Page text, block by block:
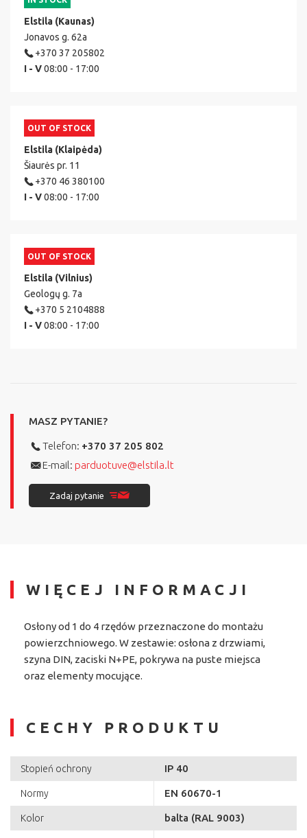
Elstila (Kaunas)
Jonavos g. 62a
+370 37 205802
I - V08:00 - 17:00
OUT OF STOCK
Elstila (Klaipėda)
Šiaurės pr. 11
+370 46 380100
I - V08:00 - 17:00
OUT OF STOCK
Elstila (Vilnius)
Geologų g. 7a
+370 5 2104888
I - V08:00 - 17:00
MASZ PYTANIE?
Telefon: +370 37 205 802
E-mail: parduotuve@elstila.lt
Zadaj pytanie
WIĘCEJ INFORMACJI
Osłony od 1 do 4 rzędów przeznaczone do montażu
powierzchniowego. W zestawie: osłona z drzwiami,
szyna DIN, zaciski N+PE, pokrywa na puste miejsca
oraz elementy mocujące.
CECHY PRODUKTU
Stopień ochrony IP 40
Normy EN 60670-1
Kolor balta (RAL 9003)